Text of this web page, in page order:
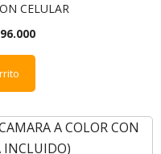
CELULAR